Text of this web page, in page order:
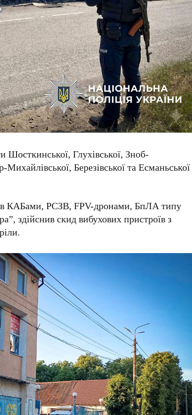
Шосткинської, Глухівської, Зноб-
Березівської та Есманьської
КАБами, РСЗВ, FPV-дронами, БпЛА типу
здійснив скид вибухових пристроїв з